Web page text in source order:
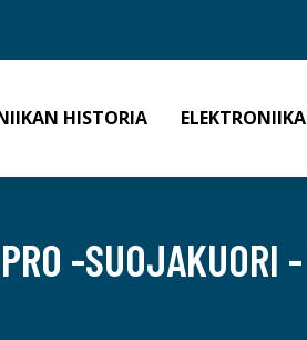
HISTORIA
-SUOJAKUORI